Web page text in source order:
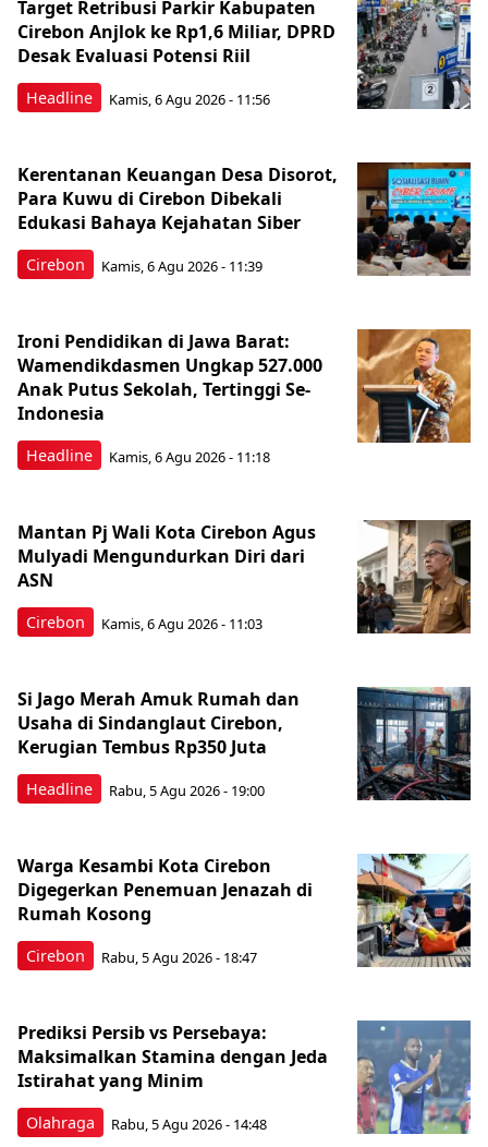
Headline
Target Retribusi Parkir Kabupaten
Cirebon Anjlok ke Rp1,6 Miliar, DPRD
Desak Evaluasi Potensi Riil
Kamis, 6 Agu 2026 - 11:56
Cirebon
Kerentanan Keuangan Desa Disorot,
Para Kuwu di Cirebon Dibekali
Edukasi Bahaya Kejahatan Siber
Kamis, 6 Agu 2026 - 11:39
Headline
Ironi Pendidikan di Jawa Barat:
Wamendikdasmen Ungkap 527.000
Anak Putus Sekolah, Tertinggi Se-
Indonesia
Kamis, 6 Agu 2026 - 11:18
Cirebon
Mantan Pj Wali Kota Cirebon Agus
Mulyadi Mengundurkan Diri dari
ASN
Kamis, 6 Agu 2026 - 11:03
Headline
Si Jago Merah Amuk Rumah dan
Usaha di Sindanglaut Cirebon,
Kerugian Tembus Rp350 Juta
Rabu, 5 Agu 2026 - 19:00
Cirebon
Warga Kesambi Kota Cirebon
Digegerkan Penemuan Jenazah di
Rumah Kosong
Rabu, 5 Agu 2026 - 18:47
Olahraga
Prediksi Persib vs Persebaya:
Maksimalkan Stamina dengan Jeda
Istirahat yang Minim
Rabu, 5 Agu 2026 - 14:48